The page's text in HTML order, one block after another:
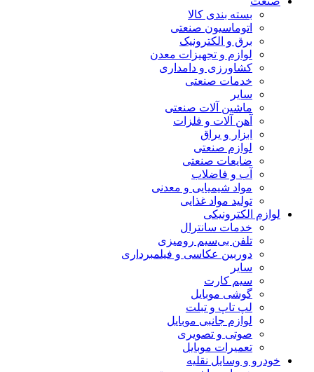
بسته بندی کالا
اتوماسیون صنعتی
برق و الکترونیک
لوازم و تجهیزات معدن
کشاورزی و دامداری
خدمات صنعتی
سایر
ماشین آلات صنعتی
آهن آلات و فلزات
ابزار و یراق
لوازم صنعتی
ضایعات صنعتی
آب و فاضلاب
مواد شیمیایی و معدنی
تولید مواد غذایی
لوازم الکترونیکی
خدمات سانترال
تلفن بی‌سیم رومیزی
دوربین عکاسی و فیلمبرداری
سایر
سیم کارت
گوشی موبایل
لپ تاپ و تبلت
لوازم جانبی موبایل
صوتی و تصویری
تعمیرات موبایل
خودرو و وسایل نقلیه